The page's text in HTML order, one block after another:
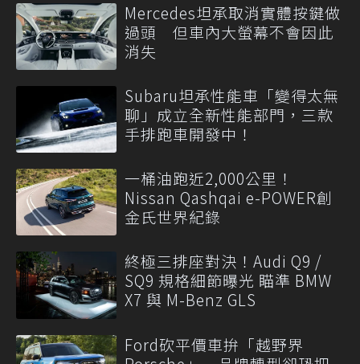
Mercedes坦承取消實體按鍵做
過頭 但車內大螢幕不會因此
消失
Subaru坦承性能車「變得太無
聊」成立全新性能部門，三款
手排跑車開發中！
一桶油跑近2,000公里！
Nissan Qashqai e-POWER創
金氏世界紀錄
終極三排座對決！Audi Q9 /
SQ9 規格細節曝光 瞄準 BMW
X7 與 M-Benz GLS
Ford砍平價車拚「越野界